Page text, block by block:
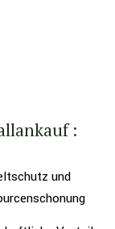
:
und